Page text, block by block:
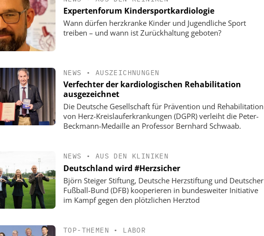
Expertenforum Kindersportkardiologie
Wann dürfen herzkranke Kinder und Jugendliche Sport
treiben – und wann ist Zurückhaltung geboten?
NEWS • AUSZEICHNUNGEN
Verfechter der kardiologischen Rehabilitation
ausgezeichnet
Die Deutsche Gesellschaft für Prävention und Rehabilitation
von Herz-Kreislauferkrankungen (DGPR) verleiht die Peter-
Beckmann-Medaille an Professor Bernhard Schwaab.
NEWS • AUS DEN KLINIKEN
Deutschland wird #Herzsicher
Björn Steiger Stiftung, Deutsche Herzstiftung und Deutscher
Fußball-Bund (DFB) kooperieren in bundesweiter Initiative
im Kampf gegen den plötzlichen Herztod
TOP-THEMEN • LABOR